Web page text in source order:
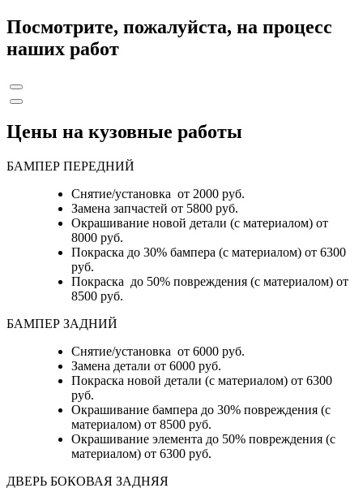
Посмотрите, пожалуйста, на процесс
наших работ
Цены на кузовные работы
БАМПЕР ПЕРЕДНИЙ
Снятие/установка от 2000 руб.
Замена запчастей от 5800 руб.
Окрашивание новой детали (с материалом) от
8000 руб.
Покраска до 30% бампера (с материалом) от 6300
руб.
Покраска до 50% повреждения (с материалом) от
8500 руб.
БАМПЕР ЗАДНИЙ
Снятие/установка от 6000 руб.
Замена детали от 6000 руб.
Покраска новой детали (с материалом) от 6300
руб.
Окрашивание бампера до 30% повреждения (с
материалом) от 8500 руб.
Окрашивание элемента до 50% повреждения (с
материалом) от 6300 руб.
ДВЕРЬ БОКОВАЯ ЗАДНЯЯ